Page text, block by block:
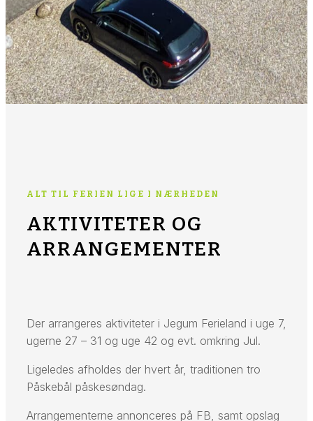
ALT TIL FERIEN LIGE I NÆRHEDEN
AKTIVITETER OG
ARRANGEMENTER
Der arrangeres aktiviteter i Jegum Ferieland i uge 7,
ugerne 27 – 31 og uge 42 og evt. omkring Jul.
Ligeledes afholdes der hvert år, traditionen tro
Påskebål påskesøndag.
Arrangementerne annonceres på FB, samt opslag